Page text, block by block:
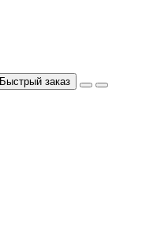
Быстрый заказ